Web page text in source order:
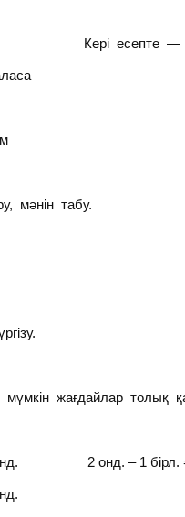
есепте —
мәнін табу.
мүмкін жағдайлар толық
онд. 2 онд. – 1 бірл. =